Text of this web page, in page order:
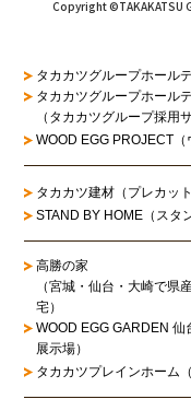
Copyright ©TAKAKATSU
タカカツグループホール
タカカツグループホール
（タカカツグループ採用
WOOD EGG PROJECT（
タカカツ建材（プレカッ
STAND BY HOME（スタ
高勝の家
（宮城・仙台・大崎で県
宅）
WOOD EGG GARDEN
展示場）
タカカツプレインホーム